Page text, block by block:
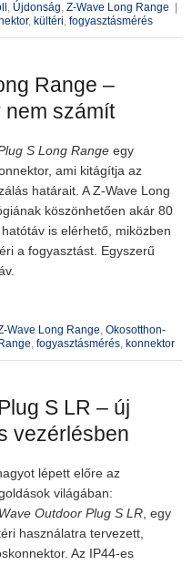
, Újdonság, Z-Wave Long Range
, kültéri, fogyasztásmérés
Range –
nem számít
S Long Range egy
ami kitágítja az
határait. A Z-Wave Long
köszönhetően akár 80
is elérhető, miközben
a fogyasztást. Egyszerű
Wave Long Range, Okosotthon-
, fogyasztásmérés, konnektor
S LR – új
vezérlésben
lépett előre az
világában:
Wave Outdoor Plug S LR , egy
használatra tervezett,
Az IP44-es